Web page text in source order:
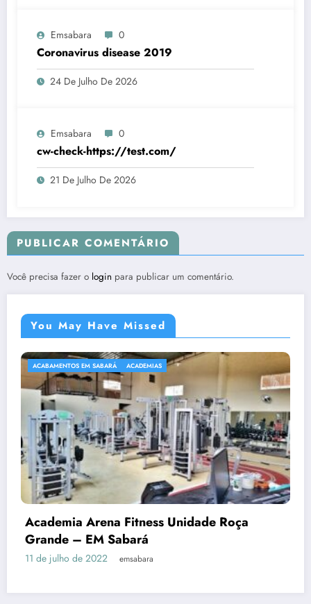
Emsabara 0
Coronavirus disease 2019
24 De Julho De 2026
Emsabara 0
cw-check-https://test.com/
21 De Julho De 2026
PUBLICAR COMENTÁRIO
Você precisa fazer o login para publicar um comentário.
You May Have Missed
ACABAMENTOS EM SABARÁ ACADEMIAS
Academia Arena Fitness Unidade Roça
Grande – EM Sabará
11 de julho de 2022 emsabara